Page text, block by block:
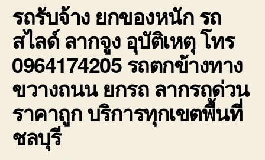
5ตัน
รถรับจ้าง ยกของหนักรถ
สไลด์ ลากจูง อุบัติเหตุ โทร
0964174205 รถตกข้างทาง
ขวางถนน ยกรถ ลากรถด่วน
ราคาถูก บริการทุกเขตพื้นที่
ชลบุรี